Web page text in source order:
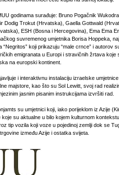
godinama surađuje: Bruno Pogačnik
Dodig Trokut (Hrvatska), Gaella Gottwald
ESH (Bosna i Hercegovina), Ema Ema
suvremenog umjetnika Borisa Hoppeka,
koji prikazuju “male crnce” i autorov
emigranata u Europi i stravičnih žrtava koje
na europski kontinent.
i interaktivnu instalaciju izraelske
majstore, kao što su Sol Lewitt, svoj rad
jasnim pisanim instrukcijama izvršiti rad.
su umjetnici koji, iako porijeklom iz Azije
koje su aktualne u bilo kojem kulturnom
tip vozila koji voze u pojedinoj zemlji dok se
između Azije i ostatka svijeta.